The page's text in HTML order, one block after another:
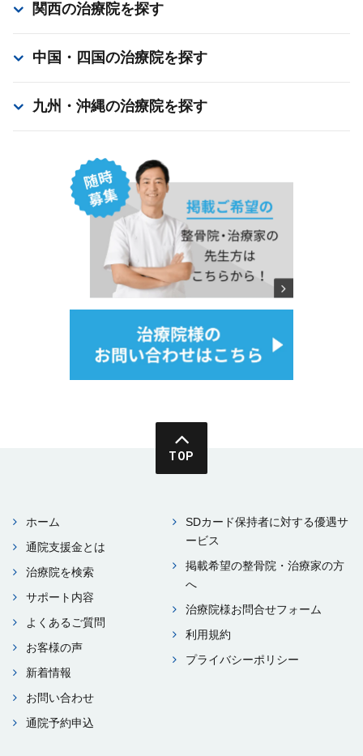
関西の治療院を探す
中国・四国の治療院を探す
九州・沖縄の治療院を探す
TOP
ホーム
通院⽀援⾦とは
治療院を検索
サポート内容
よくあるご質問
お客様の声
新着情報
お問い合わせ
通院予約申込
SDカード保持者に対する優遇サ
ービス
掲載希望の整⾻院・治療家の⽅
へ
治療院様お問合せフォーム
利⽤規約
プライバシーポリシー